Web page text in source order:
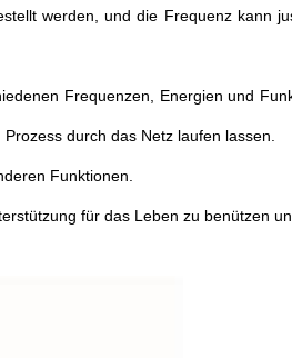
werden, und die Frequenz kann
Frequenzen, Energien und
durch das Netz laufen lassen.
Funktionen.
für das Leben zu benützen